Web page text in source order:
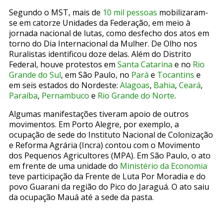
Segundo o MST, mais de 10 mil pessoas mobilizaram-
se em catorze Unidades da Federação, em meio à
jornada nacional de lutas, como desfecho dos atos em
torno do Dia Internacional da Mulher. De Olho nos
Ruralistas identificou doze delas. Além do Distrito
Federal, houve protestos em Santa Catarina e no Rio
Grande do Sul, em São Paulo, no Pará e Tocantins e
em seis estados do Nordeste: Alagoas, Bahia, Ceará,
Paraíba, Pernambuco e Rio Grande do Norte.
Algumas manifestações tiveram apoio de outros
movimentos. Em Porto Alegre, por exemplo, a
ocupação de sede do Instituto Nacional de Colonização
e Reforma Agrária (Incra) contou com o Movimento
dos Pequenos Agricultores (MPA). Em São Paulo, o ato
em frente de uma unidade do Ministério da Economia
teve participação da Frente de Luta Por Moradia e do
povo Guarani da região do Pico do Jaraguá. O ato saiu
da ocupação Mauá até a sede da pasta.